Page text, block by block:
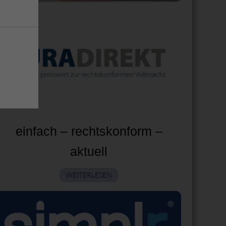
einfach – rechtskonform –
aktuell
WEITERLESEN